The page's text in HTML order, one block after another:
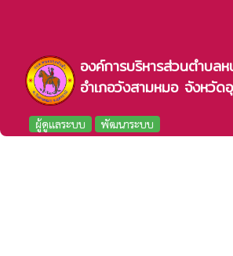
องค์การบริหารส่วนตำบล
อำเภอวังสามหมอ จังหวัด
ผู้ดูแลระบบ พัฒนาระบบ